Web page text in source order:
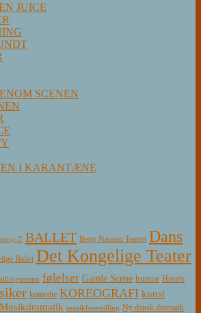
JUICE
SCENEN
I KARANTÆNE
T BALLET Betty Nansen Teatret Dans
Ballet Det Kongelige Teater
følelser Gamle Scene humor Husets
komedie KOREOGRAFI kunst
Musikdramatik musikforestilling Ny dansk dramatik